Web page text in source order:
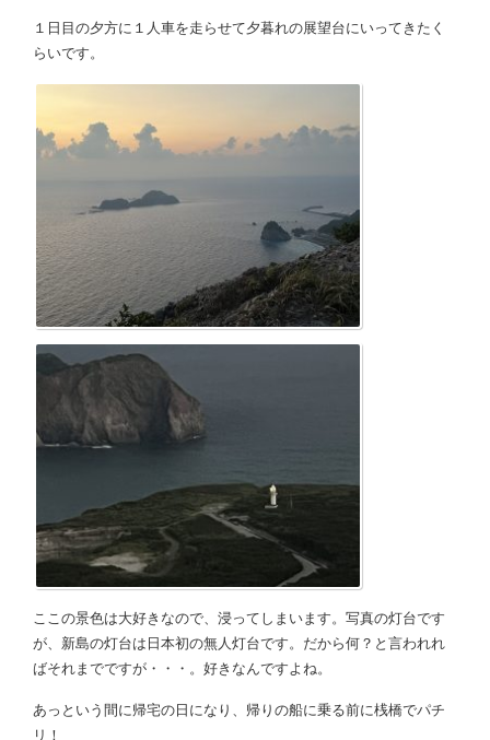
１日目の夕方に１人車を走らせて夕暮れの展望台にいってきたく
らいです。
ここの景色は大好きなので、浸ってしまいます。写真の灯台です
が、新島の灯台は日本初の無人灯台です。だから何？と言われれ
ばそれまでですが・・・。好きなんですよね。
あっという間に帰宅の日になり、帰りの船に乗る前に桟橋でパチ
リ！